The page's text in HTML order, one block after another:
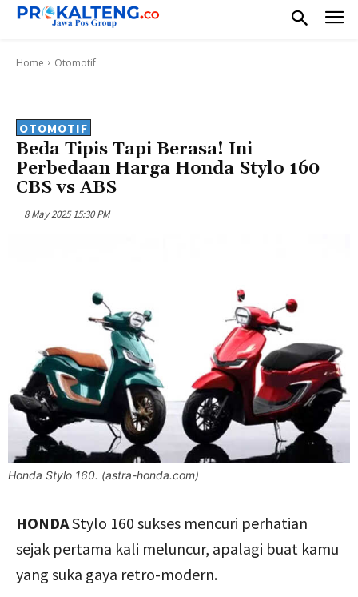
Home Otomotif
OTOMOTIF
Beda Tipis Tapi Berasa! Ini
Perbedaan Harga Honda Stylo 160
CBS vs ABS
8 May 2025 15:30 PM
Honda Stylo 160. (astra-honda.com)
HONDAStylo 160 sukses mencuri perhatian
sejak pertama kali meluncur, apalagi buat kamu
yang suka gaya retro-modern.